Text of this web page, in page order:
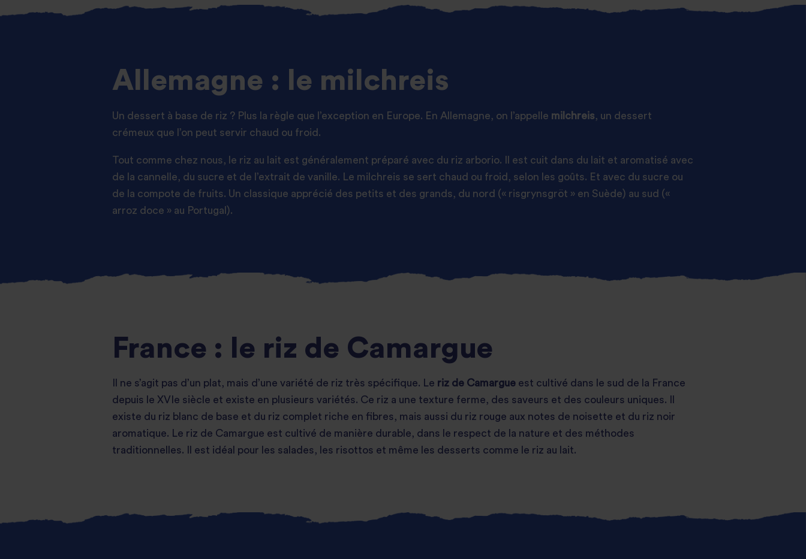
Allemagne : le milchreis
Un dessert à base de riz ? Plus la règle que l’exception en Europe. En Allemagne, on l’appelle milchreis, un dessert
crémeux que l’on peut servir chaud ou froid.
Tout comme chez nous, le riz au lait est généralement préparé avec du riz arborio. Il est cuit dans du lait et aromatisé avec
de la cannelle, du sucre et de l’extrait de vanille. Le milchreis se sert chaud ou froid, selon les goûts. Et avec du sucre ou
de la compote de fruits. Un classique apprécié des petits et des grands, du nord (« risgrynsgröt » en Suède) au sud («
arroz doce » au Portugal).
France : le riz de Camargue
Il ne s’agit pas d’un plat, mais d’une variété de riz très spécifique. Le riz de Camargue est cultivé dans le sud de la France
depuis le XVIe siècle et existe en plusieurs variétés. Ce riz a une texture ferme, des saveurs et des couleurs uniques. Il
existe du riz blanc de base et du riz complet riche en fibres, mais aussi du riz rouge aux notes de noisette et du riz noir
aromatique. Le riz de Camargue est cultivé de manière durable, dans le respect de la nature et des méthodes
traditionnelles. Il est idéal pour les salades, les risottos et même les desserts comme le riz au lait.